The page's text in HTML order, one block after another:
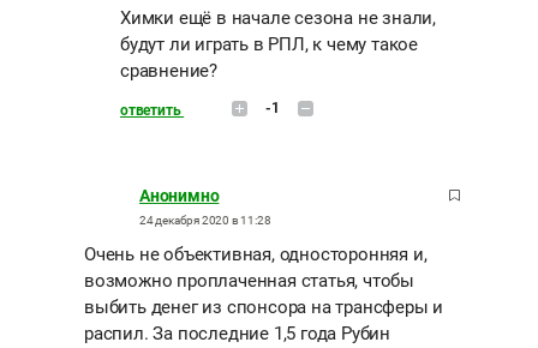
Химки ещё в начале сезона не знали,
будут ли играть в РПЛ, к чему такое
сравнение?
ответить -1
Анонимно
24 декабря 2020 в 11:28
Очень не объективная, односторонняя и,
возможно проплаченная статья, чтобы
выбить денег из спонсора на трансферы и
распил. За последние 1,5 года Рубин